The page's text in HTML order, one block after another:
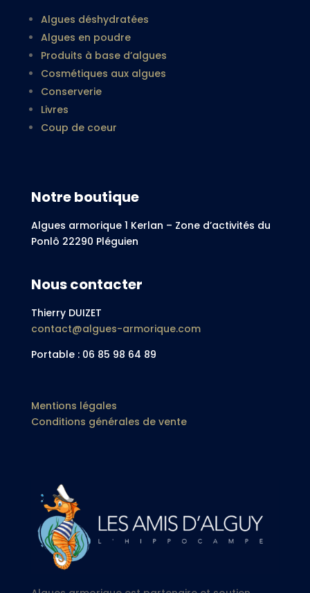
Algues déshydratées
Algues en poudre
Produits à base d’algues
Cosmétiques aux algues
Conserverie
Livres
Coup de coeur
Notre boutique
Algues armorique 1 Kerlan – Zone d’activités du
Ponlô 22290 Pléguien
Nous contacter
Thierry DUIZET
contact@algues-armorique.com
Portable : 06 85 98 64 89
Mentions légales
Conditions générales de vente